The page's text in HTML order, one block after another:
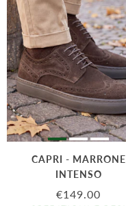
CAPRI - MARRONE
INTENSO
€149.00